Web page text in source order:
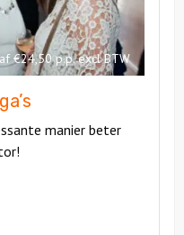
€24,50 p.p. excl BTW
manier beter